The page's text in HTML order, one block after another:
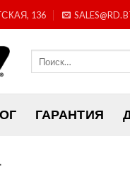
136
ГАРАНТИЯ